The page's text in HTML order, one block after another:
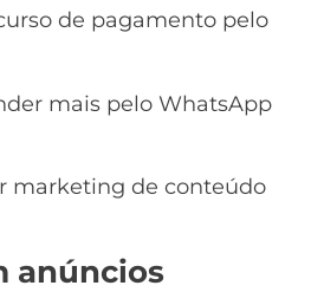
de pagamento pelo
mais pelo WhatsApp
marketing de conteúdo
anúncios